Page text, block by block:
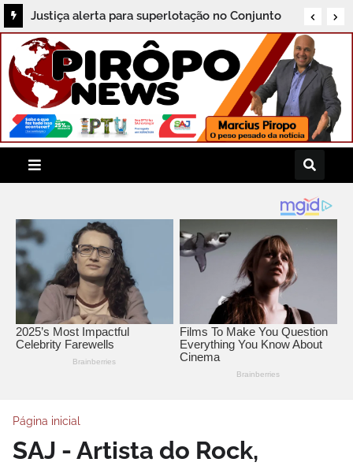
Justiça alerta para superlotação no Conjunto
Penal de Serrinha e convoca reunião de
urgência
Página inicial
SAJ - Artista do Rock,